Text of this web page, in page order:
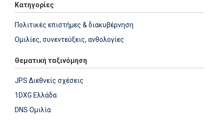
Κατηγορίες
Πολιτικές επιστήμες & διακυβέρνηση
Ομιλίες, συνεντεύξεις, ανθολογίες
Θεματική ταξινόμηση
JPS Διεθνείς σχέσεις
1DXG Ελλάδα
DNS Ομιλία